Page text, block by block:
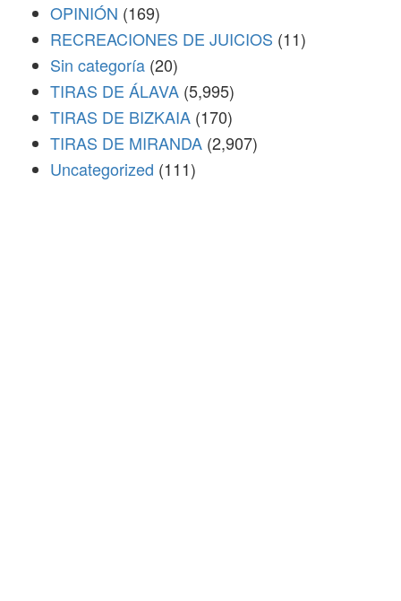
OPINIÓN (169)
RECREACIONES DE JUICIOS (11)
Sin categoría (20)
TIRAS DE ÁLAVA (5,995)
TIRAS DE BIZKAIA (170)
TIRAS DE MIRANDA (2,907)
Uncategorized (111)